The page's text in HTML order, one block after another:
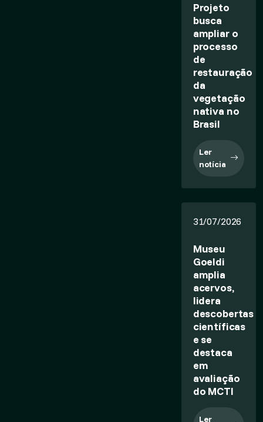
Projeto
busca
ampliar o
processo
de
restauração
da
vegetação
nativa no
Brasil
Ler
notícia
31/07/2026
Museu
Goeldi
amplia
acervos,
lidera
descobertas
científicas
e se
destaca
em
avaliação
do MCTI
Ler